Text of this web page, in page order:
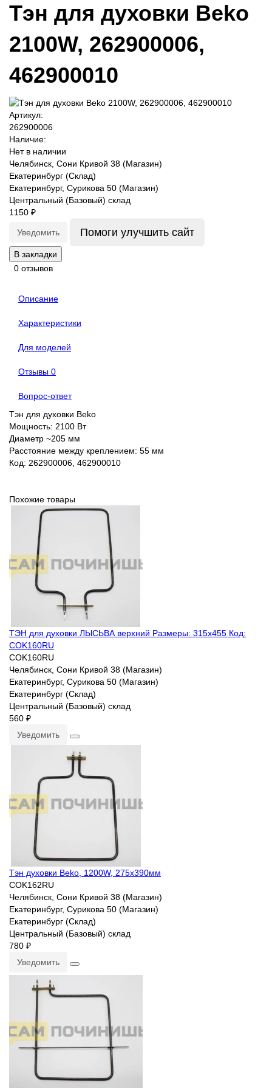
Тэн для духовки Beko
2100W, 262900006,
462900010
Артикул:
262900006
Наличие:
Нет в наличии
Челябинск, Сони Кривой 38 (Магазин)
Екатеринбург (Склад)
Екатеринбург, Сурикова 50 (Магазин)
Центральный (Базовый) склад
1150 ₽
Уведомить Помоги улучшить сайт
В закладки
0 отзывов
Описание
Характеристики
Для моделей
Отзывы 0
Вопрос-ответ
Тэн для духовки Beko
Мощность: 2100 Вт
Диаметр ~205 мм
Расстояние между креплением: 55 мм
Код: 262900006, 462900010
Похожие товары
ТЭН для духовки ЛЫСЬВА верхний Размеры: 315х455 Код:
COK160RU
COK160RU
Челябинск, Сони Кривой 38 (Магазин)
Екатеринбург, Сурикова 50 (Магазин)
Екатеринбург (Склад)
Центральный (Базовый) склад
560 ₽
Уведомить
Тэн духовки Beko, 1200W, 275х390мм
COK162RU
Челябинск, Сони Кривой 38 (Магазин)
Екатеринбург, Сурикова 50 (Магазин)
Екатеринбург (Склад)
Центральный (Базовый) склад
780 ₽
Уведомить